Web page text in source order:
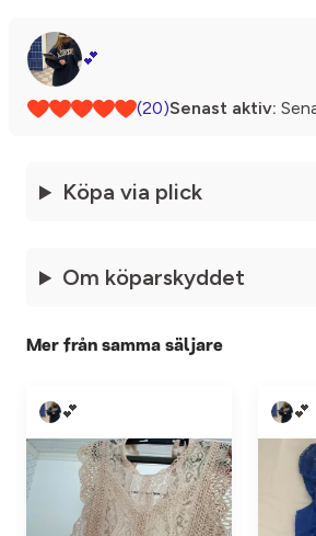
💕
(20)Senast aktiv:
Köpa via plick
Om köparskyddet
Mer från samma säljare
💕 💕